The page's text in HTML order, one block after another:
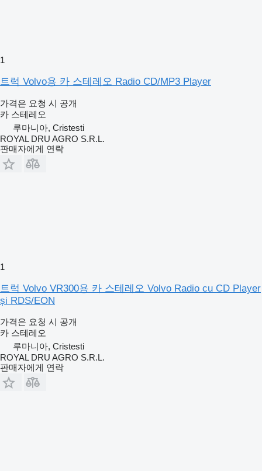
1
트럭 Volvo용 카 스테레오 Radio CD/MP3 Player
가격은 요청 시 공개
카 스테레오
루마니아, Cristesti
ROYAL DRU AGRO S.R.L.
판매자에게 연락
1
트럭 Volvo VR300용 카 스테레오 Volvo Radio cu CD Player
și RDS/EON
가격은 요청 시 공개
카 스테레오
루마니아, Cristesti
ROYAL DRU AGRO S.R.L.
판매자에게 연락